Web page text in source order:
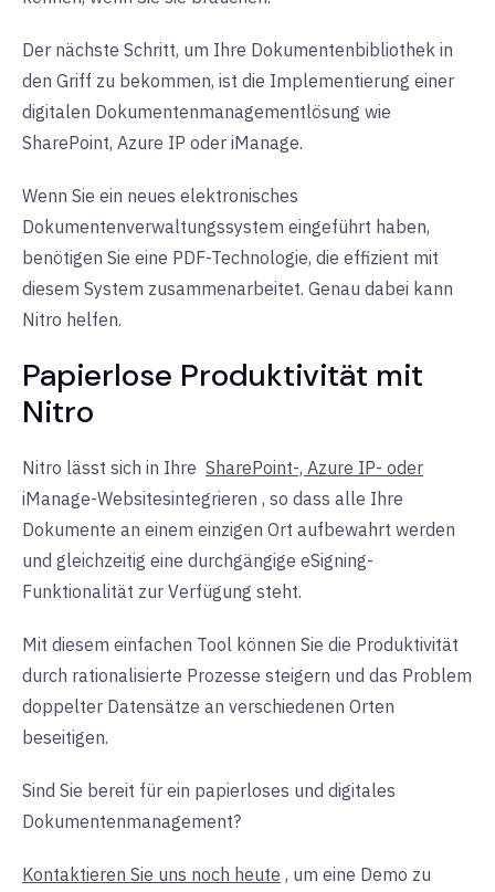
Der nächste Schritt, um Ihre Dokumentenbibliothek in
den Griff zu bekommen, ist die Implementierung einer
digitalen Dokumentenmanagementlösung wie
SharePoint, Azure IP oder iManage.
Wenn Sie ein neues elektronisches
Dokumentenverwaltungssystem eingeführt haben,
benötigen Sie eine PDF-Technologie, die effizient mit
diesem System zusammenarbeitet. Genau dabei kann
Nitro helfen.
Papierlose Produktivität mit
Nitro
Nitro lässt sich in Ihre SharePoint-, Azure IP- oder
iManage-Websitesintegrieren , so dass alle Ihre
Dokumente an einem einzigen Ort aufbewahrt werden
und gleichzeitig eine durchgängige eSigning-
Funktionalität zur Verfügung steht.
Mit diesem einfachen Tool können Sie die Produktivität
durch rationalisierte Prozesse steigern und das Problem
doppelter Datensätze an verschiedenen Orten
beseitigen.
Sind Sie bereit für ein papierloses und digitales
Dokumentenmanagement?
Kontaktieren Sie uns noch heute , um eine Demo zu